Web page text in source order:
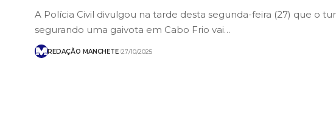
A Polícia Civil divulgou na tarde desta segunda-feira (27) que o
segurando uma gaivota em Cabo Frio vai…
REDAÇÃO MANCHETE 27/10/2025